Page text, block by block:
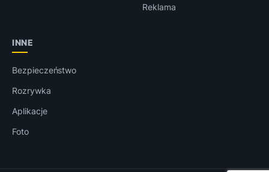
Reklama
INNE
Bezpieczeństwo
Rozrywka
Aplikacje
Foto